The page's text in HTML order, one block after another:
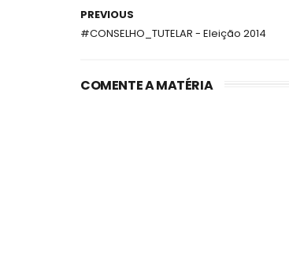
PREVIOUS
#CONSELHO_TUTELAR - Eleição 2014
COMENTE A MATÉRIA